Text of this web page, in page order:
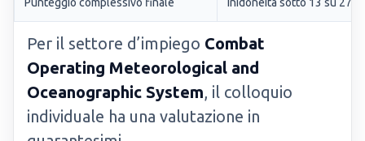
Per il settore d’impiego Combat
Operating Meteorological and
Oceanographic System, il colloquio
individuale ha una valutazione in